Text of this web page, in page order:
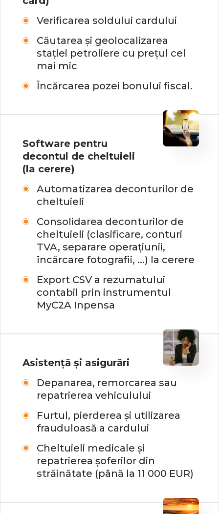
Verificarea soldului cardului
Căutarea și geolocalizarea
stației petroliere cu prețul cel
mai mic
Încărcarea pozei bonului fiscal.
Software pentru
decontul de cheltuieli
(la cerere)
Automatizarea deconturilor de
cheltuieli
Consolidarea deconturilor de
cheltuieli (clasificare, conturi
TVA, separare operațiunii,
încărcare fotografii, ...) la cerere
Export CSV a rezumatului
contabil prin instrumentul
MyC2A Inpensa
Asistență și asigurări
Depanarea, remorcarea sau
repatrierea vehiculului
Furtul, pierderea și utilizarea
frauduloasă a cardului
Cheltuieli medicale și
repatrierea șoferilor din
străinătate (până la 11 000 EUR)